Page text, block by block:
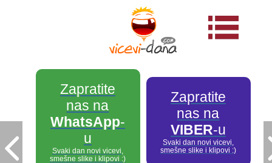
Zapratite
nas na
WhatsApp-
u
Svaki dan novi vicevi,
smešne slike i klipovi :)
Zapratite
nas na
VIBER-u
Svaki dan novi vicevi,
smešne slike i klipovi :)